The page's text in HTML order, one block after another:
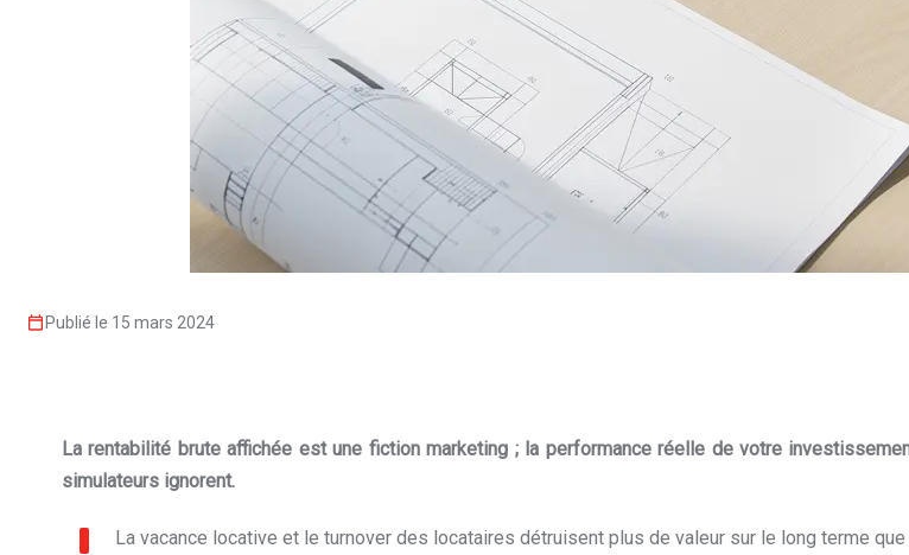
Publié le 15 mars 2024
La rentabilité brute affichée est une fiction marketing ; la performance réelle de votre
simulateurs ignorent.
La vacance locative et le turnover des locataires détruisent plus de valeur sur le long terme